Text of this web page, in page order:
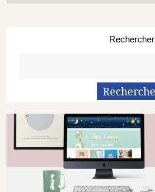
Rechercher